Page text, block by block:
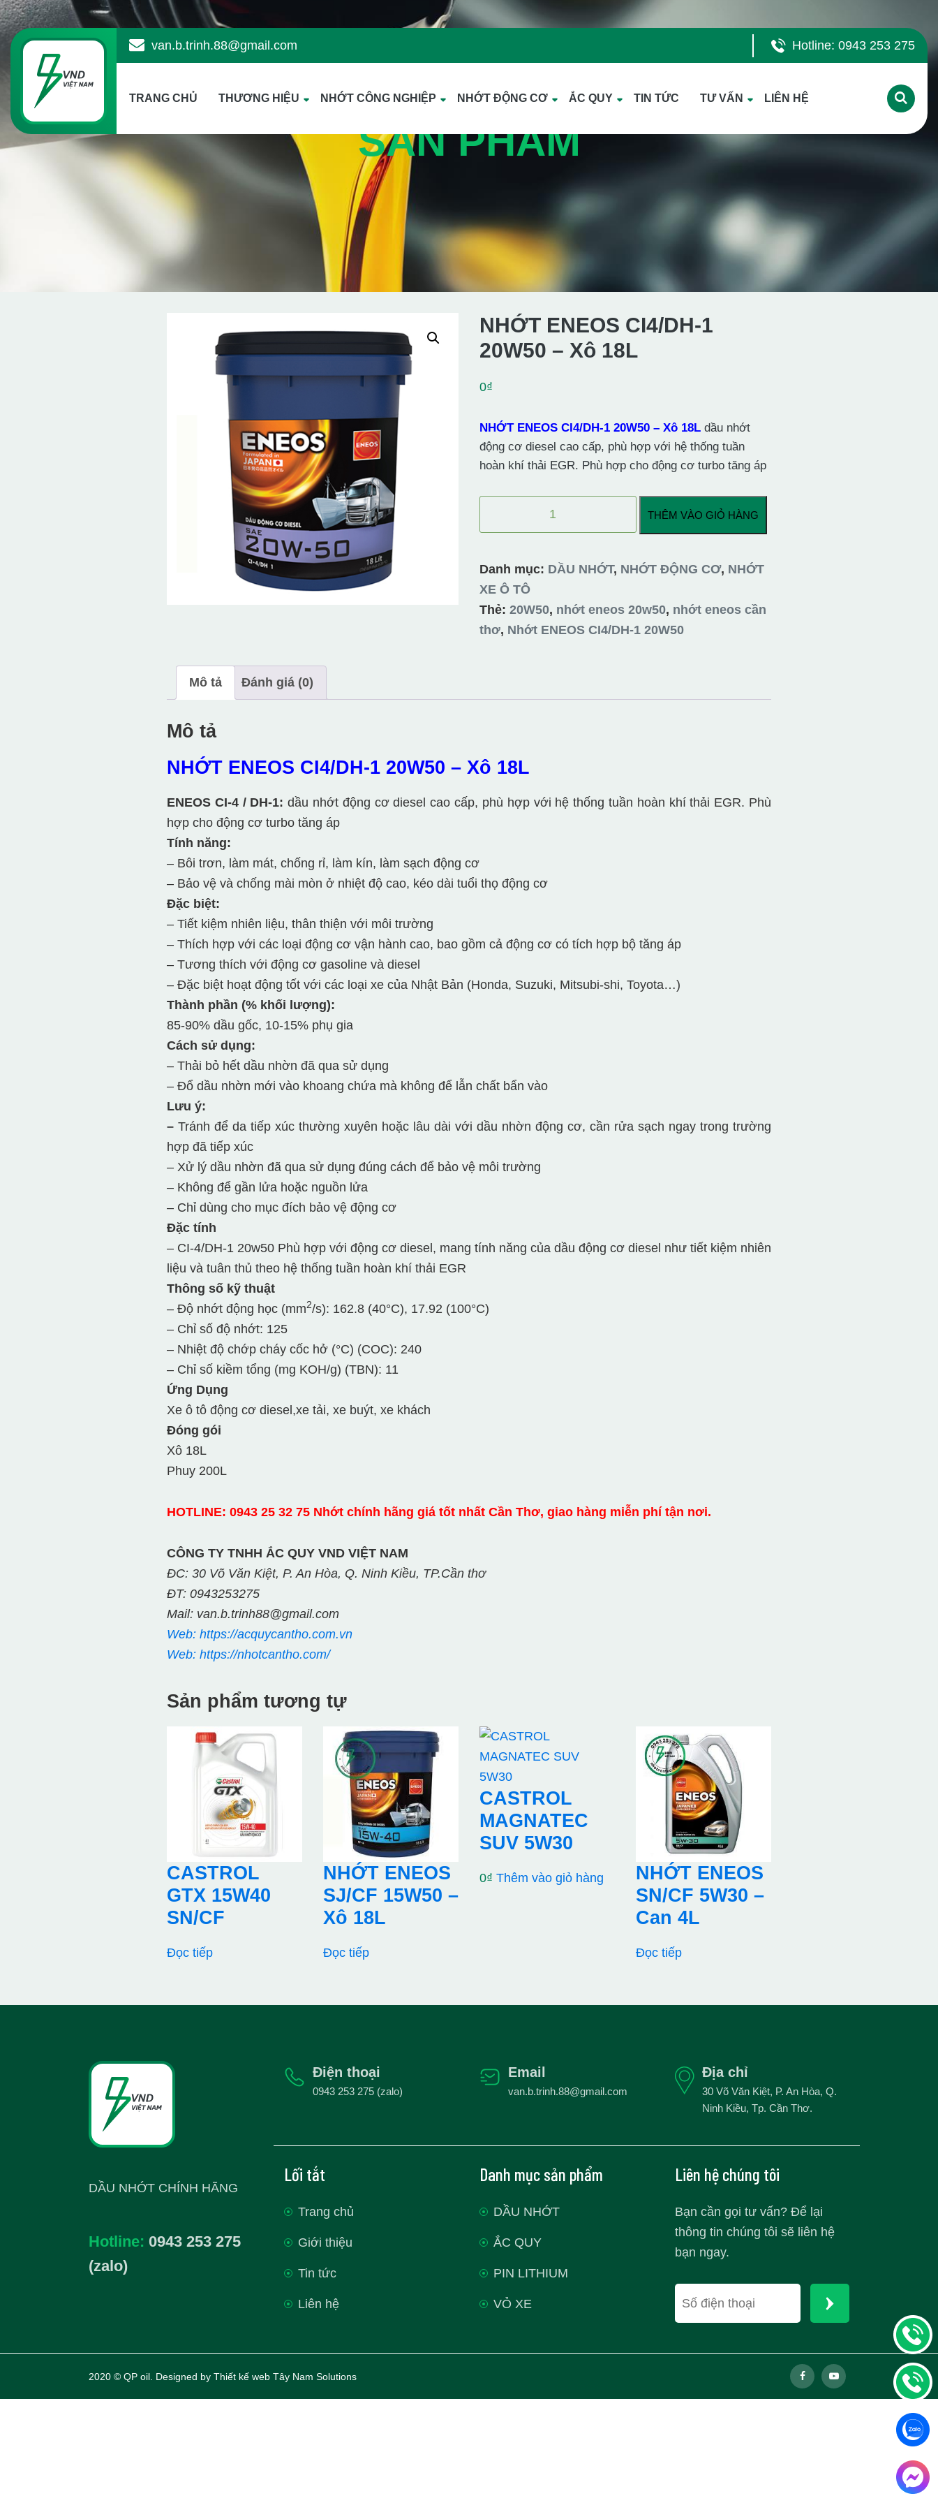
van.b.trinh.88@gmail.com Hotline: 0943 253 275
TRANG CHỦ THƯƠNG HIỆU NHỚT CÔNG NGHIỆP NHỚT ĐỘNG CƠ ẮC QUY TIN TỨC TƯ VẤN LIÊN HỆ
SẢN PHẨM
NHỚT ENEOS CI4/DH-1
20W50 – Xô 18L
0₫
NHỚT ENEOS CI4/DH-1 20W50 – Xô 18L dầu nhớt
động cơ diesel cao cấp, phù hợp với hệ thống tuần
hoàn khí thải EGR. Phù hợp cho động cơ turbo tăng áp
1
20W50
-
Xô
THÊM VÀO GIỎ HÀNG
Danh mục: DẦU NHỚT, NHỚT ĐỘNG CƠ, NHỚT
XE Ô TÔ
Thẻ: 20W50, nhớt eneos 20w50, nhớt eneos cần
thơ, Nhớt ENEOS CI4/DH-1 20W50
Mô tả Đánh giá (0)
Mô tả
NHỚT ENEOS CI4/DH-1 20W50 – Xô 18L
ENEOS CI-4 / DH-1: dầu nhớt động cơ diesel cao cấp, phù hợp với hệ thống tuần hoàn khí thải EGR. Phù
hợp cho động cơ turbo tăng áp
Tính năng:
– Bôi trơn, làm mát, chống rỉ, làm kín, làm sạch động cơ
– Bảo vệ và chống mài mòn ở nhiệt độ cao, kéo dài tuổi thọ động cơ
Đặc biệt:
– Tiết kiệm nhiên liệu, thân thiện với môi trường
– Thích hợp với các loại động cơ vận hành cao, bao gồm cả động cơ có tích hợp bộ tăng áp
– Tương thích với động cơ gasoline và diesel
– Đặc biệt hoạt động tốt với các loại xe của Nhật Bản (Honda, Suzuki, Mitsubi-shi, Toyota…)
Thành phần (% khối lượng):
85-90% dầu gốc, 10-15% phụ gia
Cách sử dụng:
– Thải bỏ hết dầu nhờn đã qua sử dụng
– Đổ dầu nhờn mới vào khoang chứa mà không để lẫn chất bẩn vào
Lưu ý:
– Tránh để da tiếp xúc thường xuyên hoặc lâu dài với dầu nhờn động cơ, cần rửa sạch ngay trong trường
hợp đã tiếp xúc
– Xử lý dầu nhờn đã qua sử dụng đúng cách để bảo vệ môi trường
– Không để gần lửa hoặc nguồn lửa
– Chỉ dùng cho mục đích bảo vệ động cơ
Đặc tính
– CI-4/DH-1 20w50 Phù hợp với động cơ diesel, mang tính năng của dầu động cơ diesel như tiết kiệm nhiên
liệu và tuân thủ theo hệ thống tuần hoàn khí thải EGR
Thông số kỹ thuật
– Độ nhớt động học (mm2/s): 162.8 (40°C), 17.92 (100°C)
– Chỉ số độ nhớt: 125
– Nhiệt độ chớp cháy cốc hở (°C) (COC): 240
– Chỉ số kiềm tổng (mg KOH/g) (TBN): 11
Ứng Dụng
Xe ô tô động cơ diesel,xe tải, xe buýt, xe khách
Đóng gói
Xô 18L
Phuy 200L
HOTLINE: 0943 25 32 75 Nhớt chính hãng giá tốt nhất Cần Thơ, giao hàng miễn phí tận nơi.
CÔNG TY TNHH ẮC QUY VND VIỆT NAM
ĐC: 30 Võ Văn Kiệt, P. An Hòa, Q. Ninh Kiều, TP.Cần thơ
ĐT: 0943253275
Mail: van.b.trinh88@gmail.com
Web: https://acquycantho.com.vn
Web: https://nhotcantho.com/
Sản phẩm tương tự
CASTROL
GTX 15W40
SN/CF
Đọc tiếp
NHỚT ENEOS
SJ/CF 15W50 –
Xô 18L
Đọc tiếp
CASTROL
MAGNATEC
SUV 5W30
0₫ Thêm vào giỏ hàng
NHỚT ENEOS
SN/CF 5W30 –
Can 4L
Đọc tiếp
DẦU NHỚT CHÍNH HÃNG
Hotline: 0943 253 275
(zalo)
Điện thoại
0943 253 275 (zalo)
Email
van.b.trinh.88@gmail.com
Địa chỉ
30 Võ Văn Kiệt, P. An Hòa, Q.
Ninh Kiều, Tp. Cần Thơ.
Lối tắt
Trang chủ
Giới thiệu
Tin tức
Liên hệ
Danh mục sản phẩm
DẦU NHỚT
ẮC QUY
PIN LITHIUM
VỎ XE
Liên hệ chúng tôi
Bạn cần gọi tư vấn? Để lại
thông tin chúng tôi sẽ liên hệ
bạn ngay.
2020 © QP oil. Designed by Thiết kế web Tây Nam Solutions